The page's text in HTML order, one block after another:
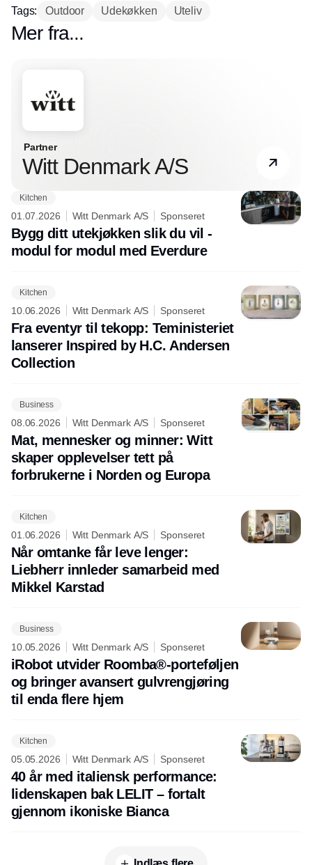
Tags: Outdoor Udekøkken Uteliv
Mer fra...
Partner
Witt Denmark A/S
Kitchen
01.07.2026 Witt Denmark A/S Sponseret
Bygg ditt utekjøkken slik du vil -
modul for modul med Everdure
Kitchen
10.06.2026 Witt Denmark A/S Sponseret
Fra eventyr til tekopp: Teministeriet
lanserer Inspired by H.C. Andersen
Collection
Business
08.06.2026 Witt Denmark A/S Sponseret
Mat, mennesker og minner: Witt
skaper opplevelser tett på
forbrukerne i Norden og Europa
Kitchen
01.06.2026 Witt Denmark A/S Sponseret
Når omtanke får leve lenger:
Liebherr innleder samarbeid med
Mikkel Karstad
Business
10.05.2026 Witt Denmark A/S Sponseret
iRobot utvider Roomba®-porteføljen
og bringer avansert gulvrengjøring
til enda flere hjem
Kitchen
05.05.2026 Witt Denmark A/S Sponseret
40 år med italiensk performance:
lidenskapen bak LELIT – fortalt
gjennom ikoniske Bianca